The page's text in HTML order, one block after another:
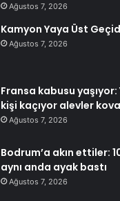
Ağustos 7, 2026
Kamyon Yaya Üst
Ağustos 7, 2026
Fransa kabusu
kişi kaçıyor alevler
Ağustos 7, 2026
Bodrum’a akın ettiler:
aynı anda ayak bastı
Ağustos 7, 2026